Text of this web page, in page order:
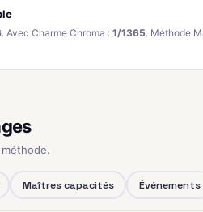
. Avec Charme Chroma : 1/1365. Méthode
Maîtres capacités Événements